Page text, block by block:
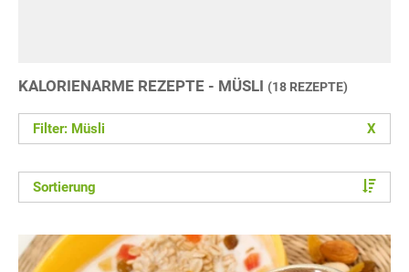
KALORIENARME REZEPTE - MÜSLI (18 REZEPTE)
Filter: Müsli X
Sortierung